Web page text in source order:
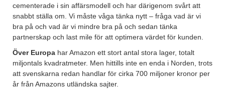
cementerade i sin affärsmodell och har därigenom svårt att
snabbt ställa om. Vi måste våga tänka nytt – fråga vad är vi
bra på och vad är vi mindre bra på och sedan tänka
partnerskap och last mile för att optimera värdet för kunden.
Över Europa har Amazon ett stort antal stora lager, totalt
miljontals kvadratmeter. Men hittills inte en enda i Norden, trots
att svenskarna redan handlar för cirka 700 miljoner kronor per
år från Amazons utländska sajter.